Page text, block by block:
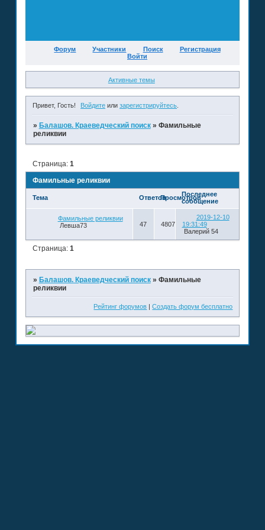
Форум Участники Поиск
Регистрация
Войти
Активные темы
Привет, Гость! Войдите илизарегистрируйтесь
» Балашов. Краеведческий поиск » Фамильные
реликвии
Фамильные реликвии
Страница: 1
Тема ОтветовПросмотров
Последнее
сообщение
Фамильные реликвии
Левша73
47 4807
2019-12-10
19:31:49
Валерий 54
Страница: 1
» Балашов. Краеведческий поиск » Фамильные
реликвии
Рейтинг форумов |Создать форум бесплатно